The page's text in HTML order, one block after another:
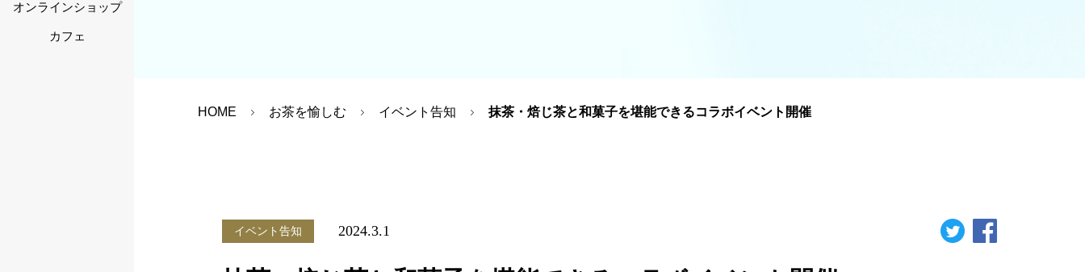
オンラインショップ
カフェ
HOME お茶を愉しむ イベント告知 抹茶・焙じ茶と和菓子を堪能できるコラボイベント開催
イベント告知 2024.3.1